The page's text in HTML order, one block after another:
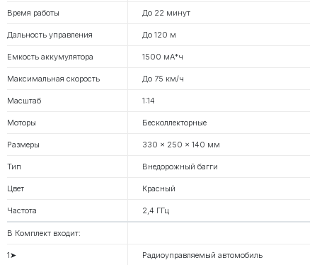
Время работы До 22 минут
Дальность управления До 120 м
Емкость аккумулятора 1500 мА*ч
Максимальная скорость До 75 км/ч
Масштаб 1:14
Моторы Бесколлекторные
Размеры 330 × 250 × 140 мм
Тип Внедорожный багги
Цвет Красный
Частота 2,4 ГГц
В Комплект входит:
1➤ Радиоуправляемый автомобиль